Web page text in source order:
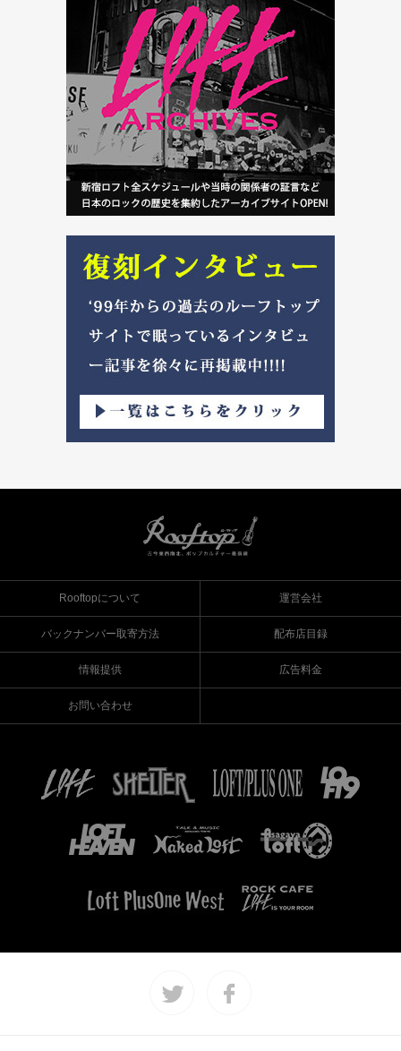
Rooftopについて 運営会社
バックナンバー取寄方法 配布店目録
情報提供 広告料金
お問い合わせ